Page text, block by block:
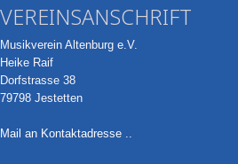
VEREINSANSCHRIFT
Musikverein Altenburg e.V.
Heike Raif
Dorfstrasse 38
79798 Jestetten
Mail an Kontaktadresse ..